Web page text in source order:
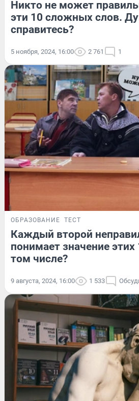
Никто не может
эти 10 сложных слов.
справитесь?
5 ноября, 2024, 16:00 2 761 1
ОБРАЗОВАНИЕ ТЕСТ
Каждый второй
понимает значение
том числе?
9 августа, 2024, 16:00 1 533